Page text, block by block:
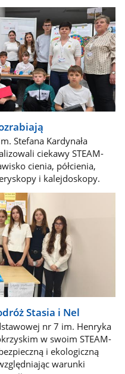
Stefana Kardynała
ciekawy STEAM-
cienia, półcienia,
i kalejdoskopy.
Stasia i Nel
nr 7 im. Henryka
w swoim STEAM-
i ekologiczną
warunki